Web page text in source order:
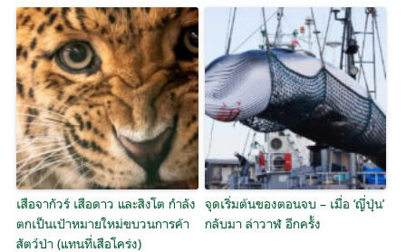
เสือจากัวร์ เสือดาว และสิงโต กำลัง
ตกเป็นเป้าหมายใหม่ขบวนการค้า
สัตว์ป่า (แทนที่เสือโคร่ง)
จุดเริ่มต้นของตอนจบ – เมื่อ ‘ญี่ปุ่น’
กลับมา ล่าวาฬ อีกครั้ง